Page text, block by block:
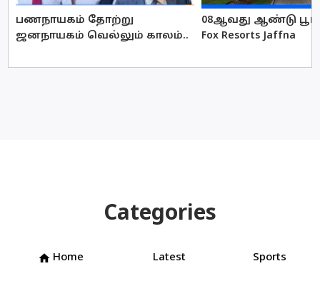
பணநாயகம் தோற்று
ஜனநாயகம் வெல்லும் காலம்..
08ஆவது ஆண்டு
Fox Resorts Jaffna
Categories
home Home Latest Sports